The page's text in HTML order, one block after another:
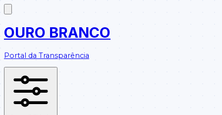
OURO BRANCO
Portal da Transparência